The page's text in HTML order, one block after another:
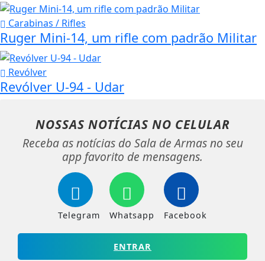
Carabinas / Rifles
Ruger Mini-14, um rifle com padrão Militar
Revólver
Revólver U-94 - Udar
NOSSAS NOTÍCIAS NO CELULAR
Receba as notícias do Sala de Armas no seu
app favorito de mensagens.
Telegram Whatsapp Facebook
ENTRAR